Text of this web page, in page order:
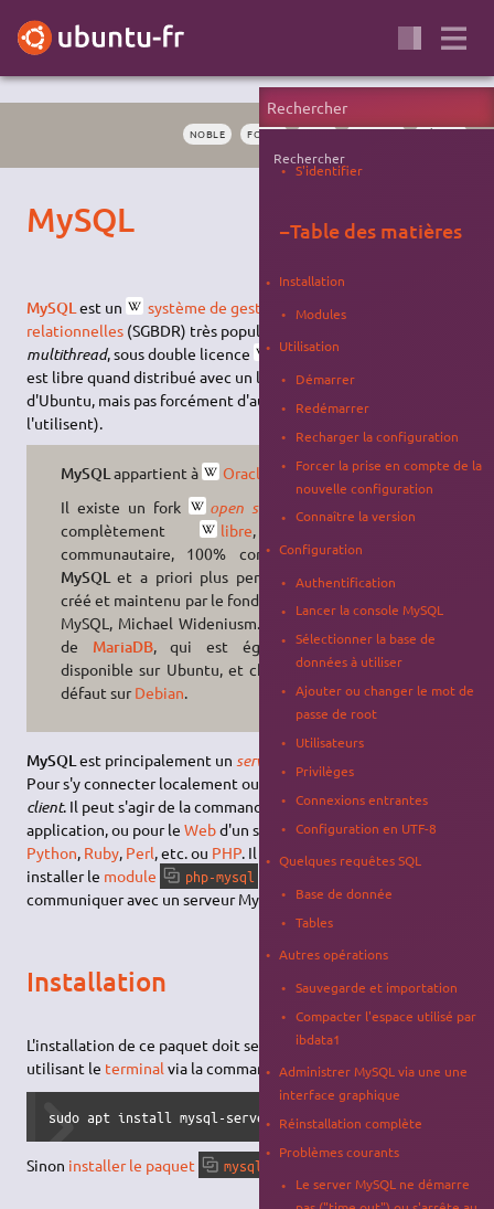
NOBLE FOCAL SGBD SERVEUR RÉSEAU
MySQL
MySQL est un
système de gestion de bases de données
relationnelles (SGBDR) très populaire, gratuit, performant,
multithread, sous double licence libreou
est libre quand distribué avec un logiciel libre, ce qui est le cas
d'Ubuntu, mais pas forcément d'autres applications qui
l'utilisent).
MySQLappartient à Oracle
Il existe un fork
open source
complètement
libre, plus
communautaire, 100% compatible
MySQL et a priori plus performant,
créé et maintenu par le fondateur de
MySQL, Michael Wideniusm. Il s'agit
de MariaDB, qui est également
disponible sur Ubuntu, et choisi par
défaut surDebian.
MySQLest principalement un serveur
Pour s'y connecter localement ou à distance, on utilise un
client. Il peut s'agir de la commande mysql, d'une
application, ou pour leWebd'un script CGI:JavaScript,
Python, Ruby, Perl, etc. ou PHP. Il faudra dans ce dernier cas
installer le module php-mysql
communiquer avec un serveur MySQL.
Installation
L'installation de ce paquet doit se faire de préférence en
utilisant le terminal via la commande :
sudo apt install mysql-server
Sinon installer le paquet mysql-server
Rechercher
S'identifier
−Table des matières
Installation
Modules
Utilisation
Démarrer
Redémarrer
Recharger la configuration
Forcer la prise en compte de la
nouvelle configuration
Connaître la version
Configuration
Authentification
Lancer la console MySQL
Sélectionner la base de
données à utiliser
Ajouter ou changer le mot de
passe de root
Utilisateurs
Privilèges
Connexions entrantes
Configuration en UTF-8
Quelques requêtes SQL
Base de donnée
Tables
Autres opérations
Sauvegarde et importation
Compacter l'espace utilisé par
ibdata1
Administrer MySQL via une une
interface graphique
Réinstallation complète
Problèmes courants
Le server MySQL ne démarre